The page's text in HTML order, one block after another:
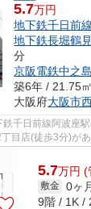
5.7万円
地下鉄千日前線
地下鉄長堀鶴
分
京阪電鉄中之
築6年 / 21.75㎡
大阪府大阪市
千日前線阿波座
目店(徒歩3分)が
5.7万円 (
敷金 0ヶ
9階 / 1K /